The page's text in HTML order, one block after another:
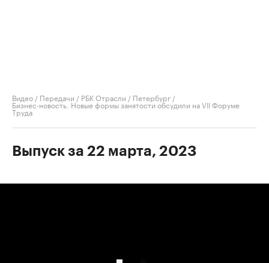
Видео / Передачи / РБК Отрасли / Петербург /
Бизнес-новость. Новые формы занятости обсудили на VII Форуме
Труда
Выпуск за 22 марта, 2023